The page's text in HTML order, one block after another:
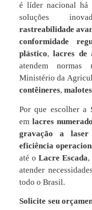
é líder nacional há
soluções
rastreabilidade
conformidade
plástico,lacres de
atendem
Ministério da
contêineres, malotes
Por que escolher a
em lacres
gravação a laser
eficiência
até oLacre Escada,
atender
todo o Brasil.
Solicite seu